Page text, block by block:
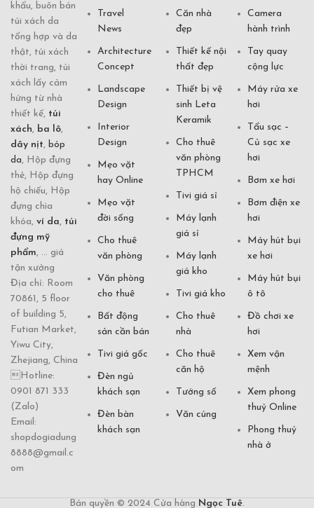
khẩu, buôn bán
túi xách da
tổng hợp và da
thật, túi xách
thời trang, túi
xách lấy cảm
hứng từ nhà
thiết kế, túi
xách, ba lô,
dây nịt, bóp
da, Hộp đựng
thẻ, Hộp đựng
hộ chiếu, Hộp
đựng chìa
khóa, ví da, túi
đựng mỹ
phẩm, ... giá
tận xưởng
Địa chỉ: Room
70861, 5 floor
of building 5,
Futian Market,
Yiwu City,
Zhejiang, China
Hotline:
0901 871 333
(Zalo)
Email:
shopdogiadung
8888@gmail.c
om
Travel
News
Architecture
Concept
Landscape
Design
Interior
Design
Mẹo vặt
hay Online
Mẹo vặt
đời sống
Cho thuê
văn phòng
Văn phòng
cho thuê
Bất động
sản cần bán
Tivi giá gốc
Đèn ngủ
khách sạn
Đèn bàn
khách sạn
Căn nhà
đẹp
Thiết kế nội
thất đẹp
Thiết bị vệ
sinh Leta
Keramik
Cho thuê
văn phòng
TPHCM
Tivi giá sỉ
Máy lạnh
giá sỉ
Máy lạnh
giá kho
Tivi giá kho
Cho thuê
nhà
Cho thuê
căn hộ
Tướng số
Văn cúng
Camera
hành trình
Tay quay
cộng lực
Máy rửa xe
hơi
Tẩu sạc –
Củ sạc xe
hơi
Bơm xe hơi
Bơm điện xe
hơi
Máy hút bụi
xe hơi
Máy hút bụi
ô tô
Đồ chơi xe
hơi
Xem vận
mệnh
Xem phong
thuỷ Online
Phong thuỷ
nhà ở
Bản quyền © 2024 Cửa hàng Ngọc Tuê.